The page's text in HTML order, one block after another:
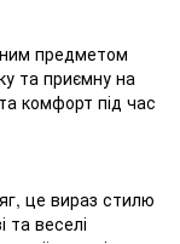
предметом
та приємну на
комфорт під час
це вираз стилю
та веселі